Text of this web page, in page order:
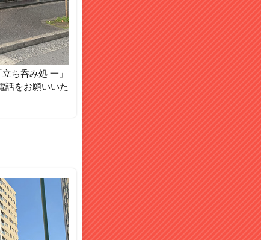
ち呑み処 一」
話をお願いいた